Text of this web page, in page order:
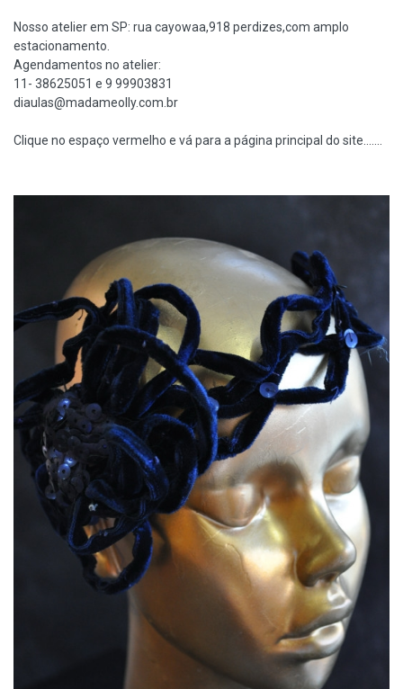
Nosso atelier em SP: rua cayowaa,918 perdizes,com amplo
estacionamento.
Agendamentos no atelier:
11- 38625051 e 9 99903831
diaulas@madameolly.com.br
Clique no espaço vermelho e vá para a página principal do site.......